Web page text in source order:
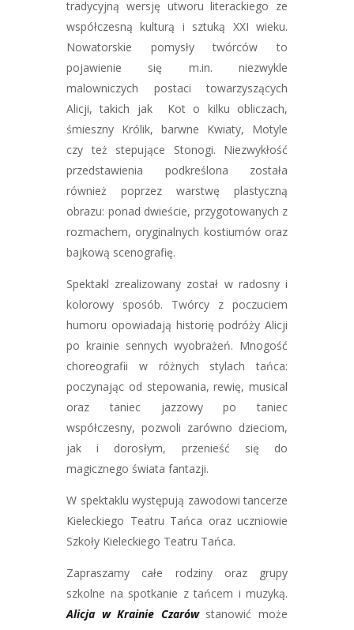
tradycyjną wersję utworu literackiego ze
współczesną kulturą i sztuką XXI wieku.
Nowatorskie pomysły twórców to
pojawienie się m.in. niezwykle
malowniczych postaci towarzyszących
Alicji, takich jak Kot o kilku obliczach,
śmieszny Królik, barwne Kwiaty, Motyle
czy też stepujące Stonogi. Niezwykłość
przedstawienia podkreślona została
również poprzez warstwę plastyczną
obrazu: ponad dwieście, przygotowanych z
rozmachem, oryginalnych kostiumów oraz
bajkową scenografię.
Spektakl zrealizowany został w radosny i
kolorowy sposób. Twórcy z poczuciem
humoru opowiadają historię podróży Alicji
po krainie sennych wyobrażeń. Mnogość
choreografii w różnych stylach tańca:
poczynając od stepowania, rewię, musical
oraz taniec jazzowy po taniec
współczesny, pozwoli zarówno dzieciom,
jak i dorosłym, przenieść się do
magicznego świata fantazji.
W spektaklu występują zawodowi tancerze
Kieleckiego Teatru Tańca oraz uczniowie
Szkoły Kieleckiego Teatru Tańca.
Zapraszamy całe rodziny oraz grupy
szkolne na spotkanie z tańcem i muzyką.
Alicja w Krainie Czarów stanowić może